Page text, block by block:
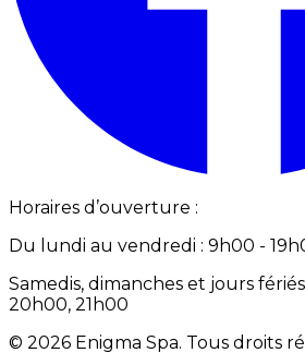
Horaires d’ouverture :
Du lundi au vendredi : 9h00 -
Samedis, dimanches et jours
20h00, 21h00
© 2026 Enigma Spa. Tous droits